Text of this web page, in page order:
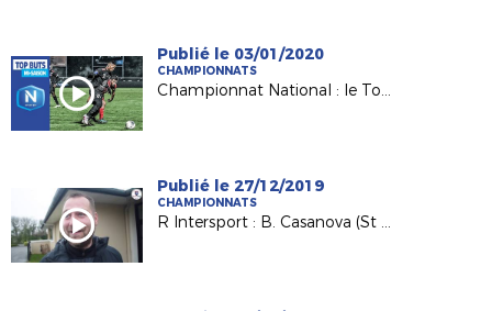
Publié le 03/01/2020
CHAMPIONNATS
Championnat National : le Top buts mi-saison !
Publié le 27/12/2019
CHAMPIONNATS
R Intersport : B. Casanova (St Philbert) fait le point